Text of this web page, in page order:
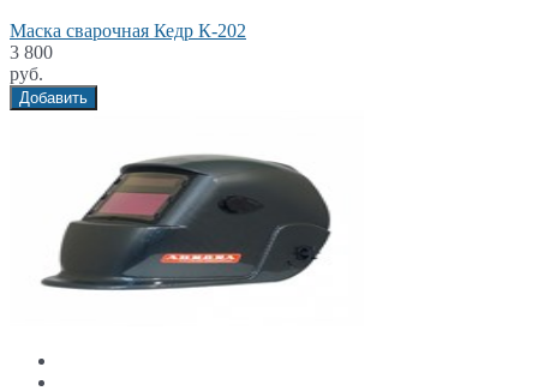
Маска сварочная Кедр К-202
3 800
руб.
Добавить